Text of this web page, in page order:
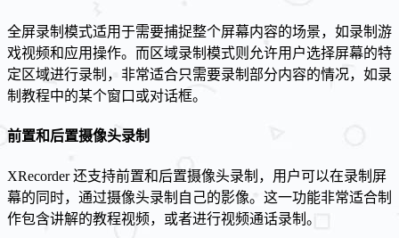
全屏录制模式适用于需要捕捉整个屏幕内容的场景，如录制游
戏视频和应用操作。而区域录制模式则允许用户选择屏幕的特
定区域进行录制，非常适合只需要录制部分内容的情况，如录
制教程中的某个窗口或对话框。
前置和后置摄像头录制
XRecorder 还支持前置和后置摄像头录制，用户可以在录制屏
幕的同时，通过摄像头录制自己的影像。这一功能非常适合制
作包含讲解的教程视频，或者进行视频通话录制。